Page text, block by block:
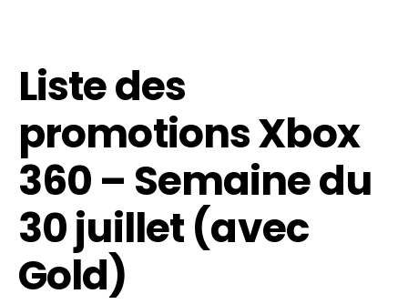
Liste des
promotions Xbox
360 – Semaine du
30 juillet (avec
Gold)